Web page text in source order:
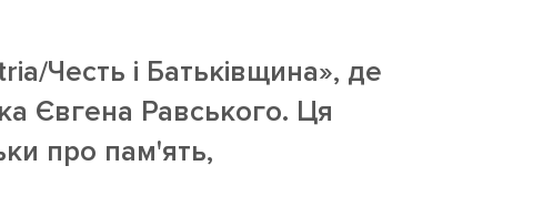
Честь і Батьківщина», де
Євгена Равського. Ця
про пам'ять,